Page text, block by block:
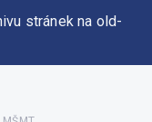
stránek na old-